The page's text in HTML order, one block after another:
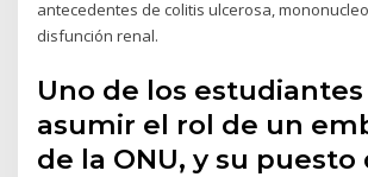
antecedentes de colitis ulcerosa,
disfunción renal.
Uno de los
asumir el rol de un
de la ONU, y su